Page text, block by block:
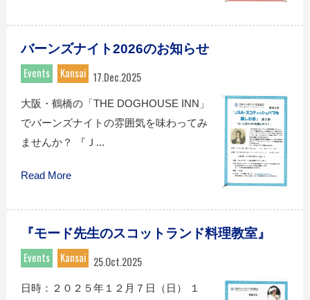
バーンズナイト2026のお知らせ
Events
Kansai 17.Dec.2025
大阪・鶴橋の「THE DOGHOUSE INN」
でバーンズナイトの雰囲気を味わってみ
ませんか？ 『Ｊ...
Read More
『モード先生のスコットランド料理教室』
Events
Kansai 25.Oct.2025
日時：２０２５年１２月７日（日） １